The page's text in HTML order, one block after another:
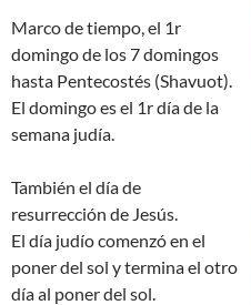
Marco de tiempo, el 1r
domingo de los 7 domingos
hasta Pentecostés (Shavuot).
El domingo es el 1r día de la
semana judía.
También el día de
resurrección de Jesús.
El día judío comenzó en el
poner del sol y termina el otro
día al poner del sol.